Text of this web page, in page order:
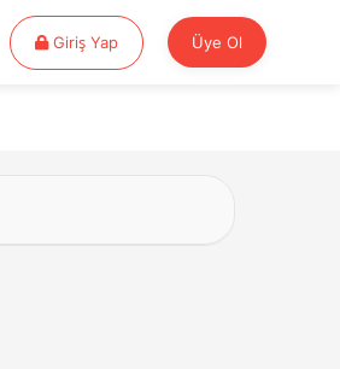
Giriş YapGiriş Yap Üye Ol